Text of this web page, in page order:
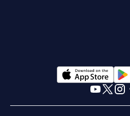
opens
opens in a new tab